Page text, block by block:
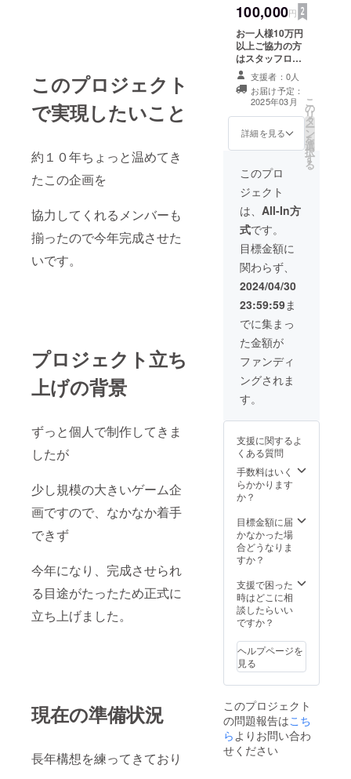
このプロジェクト
で実現したいこと
約１０年ちょっと温めてき
たこの企画を
協力してくれるメンバーも
揃ったので今年完成させた
いです。
プロジェクト立ち
上げの背景
ずっと個人で制作してきま
したが
少し規模の大きいゲーム企
画ですので、なかなか着手
できず
今年になり、完成させられ
る目途がたったため正式に
立ち上げました。
現在の準備状況
長年構想を練ってきており
記載 ※1 支援
時、必ず備考欄
に掲載を希望さ
れるお名前をご
記入ください。
※2 お名前は公序
良俗内のお名前
に限ります。
100,000円
お一人様10万円
以上ご協力の方
はスタッフロー
ルにお名前を掲
載させていただ
く上に、レア
キャラクター
に、命名する権
利もお付けいた
します。 該当の
クターのグラ
フィックを添付
いたしますので
指定の期限まで
に命名お願いい
たします。 期限
はメールにてお
知らせいたしま
す。 お名前の掲
載方法：スタッ
のみ、協力して
いただいた順に
記載 キャラク
ター命名：キャ
ラクターが登場
するアプリ内各
所にて掲載。ス
タッフロールに
キャラクター名
と命名主を文字
にて記載 ※1 支
援時、必ず備考
欄に掲載を希望
されるお名前を
ご記入くださ
い。 ※2 お名前
お名前に限りま
す。 ※3 期限ま
でにご連絡のな
い場合は、キャ
前を直接つけさ
せていただきま
す。お名前がな
い場合は申し訳
無効とさせてい
ただきます。 ※4
名前が思いつか
ない、命名しな
くてもよいとい
う方はその旨お
伝えください。
支援者：0人
お届け予定：
2025年03月
詳細を見る
こ
の
リ
タ
ー
ン
を
選
択
す
る
このプロ
ジェクト
は、 All-In方
式です。
目標金額に
関わらず、
2024/04/30
23:59:59ま
でに集まっ
た金額が
ファンディ
ングされま
す。
支援に関するよ
くある質問
手数料はいく
らかかります
か？
目標金額に届
かなかった場
合どうなりま
すか？
支援で困った
時はどこに相
談したらいい
ですか？
ヘルプページを
見る
このプロジェクト
の問題報告はこち
ら よりお問い合わ
せください